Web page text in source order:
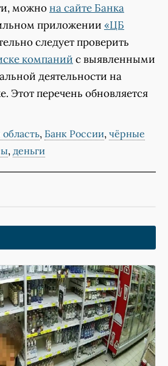
можнона сайте Банка
приложении «ЦБ
следует проверить
компаний с выявленными
деятельности на
Этот перечень обновляется
, Банк России, чёрные
, деньги